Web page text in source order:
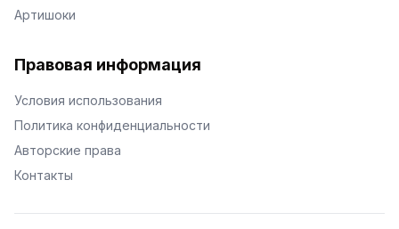
Артишоки
Правовая информация
Условия использования
Политика конфиденциальности
Авторские права
Контакты